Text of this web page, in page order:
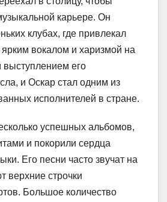
карьере. Он
клубах, где привлекал
вокалом и харизмой на
его
и Оскар стал одним из
исполнителей в стране.
успешных альбомов,
и покорили сердца
Его песни часто звучат на
верхние строчки
Большое количество